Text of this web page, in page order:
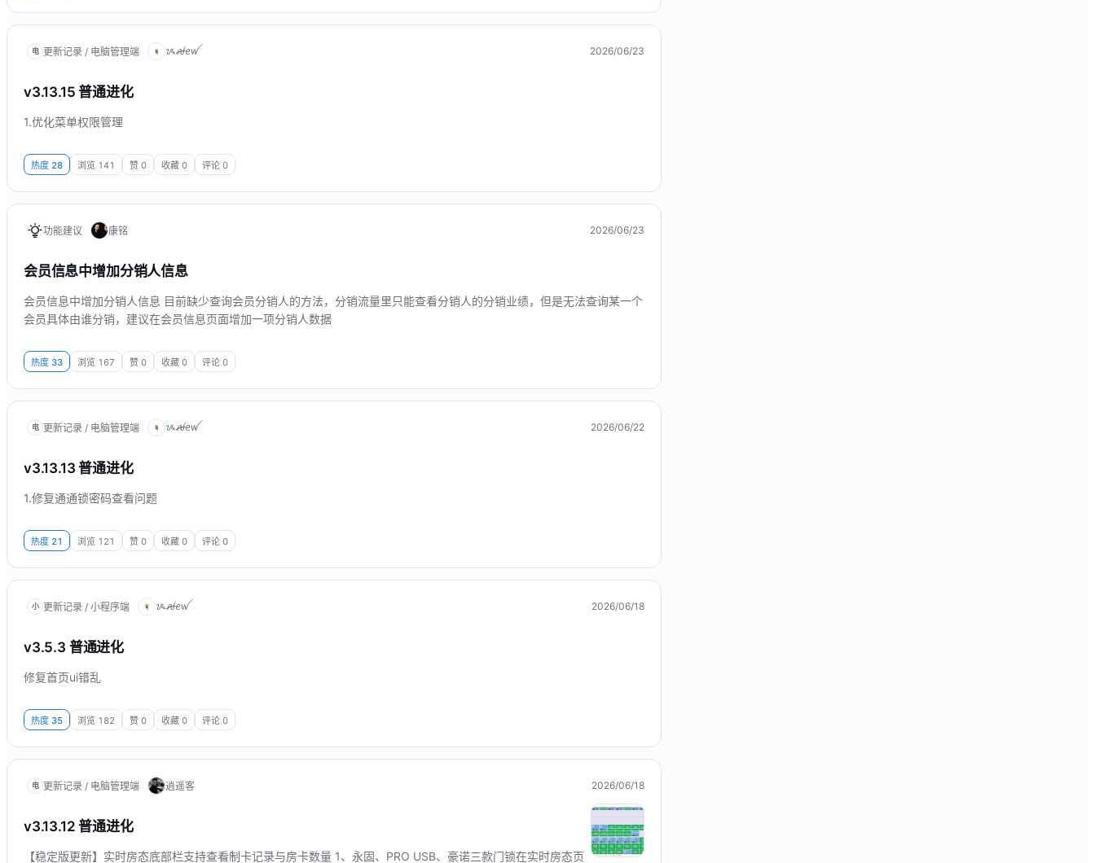
电 更新记录 / 电脑管理端 ᝰꫛꫀꪝ 2026/06/23
v3.13.15 普通进化
1.优化菜单权限管理
热度 28 浏览 141 赞 0 收藏 0 评论 0
功能建议 康铭 2026/06/23
会员信息中增加分销人信息
会员信息中增加分销人信息 目前缺少查询会员分销人的方法，分销流量里只能查看分销人的分销业绩，但是无法查询某一个
会员具体由谁分销，建议在会员信息页面增加一项分销人数据
热度 33 浏览 167 赞 0 收藏 0 评论 0
电 更新记录 / 电脑管理端 ᝰꫛꫀꪝ 2026/06/22
v3.13.13 普通进化
1.修复通通锁密码查看问题
热度 21 浏览 121 赞 0 收藏 0 评论 0
小 更新记录 / 小程序端 ᝰꫛꫀꪝ 2026/06/18
v3.5.3 普通进化
修复首页ui错乱
热度 35 浏览 182 赞 0 收藏 0 评论 0
电 更新记录 / 电脑管理端 逍遥客 2026/06/18
v3.13.12 普通进化
【稳定版更新】实时房态底部栏支持查看制卡记录与房卡数量 1、永固、PRO USB、豪诺三款门锁在实时房态页